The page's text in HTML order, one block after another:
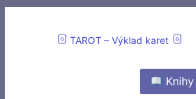
TAROT – Výklad karet
Knihy